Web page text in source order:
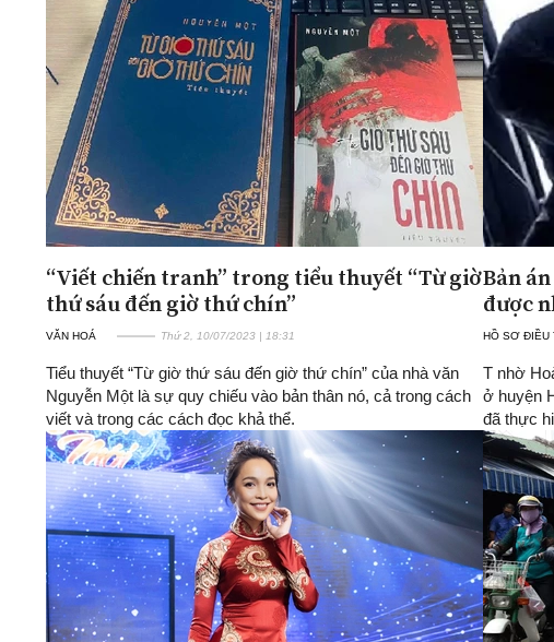
“Viết chiến tranh” trong tiểu thuyết “Từ giờ
thứ sáu đến giờ thứ chín”
VĂN HOÁ Thứ 2, 10/07/2023 | 18:31
Tiểu thuyết “Từ giờ thứ sáu đến giờ thứ chín” của nhà văn
Nguyễn Một là sự quy chiếu vào bản thân nó, cả trong cách
viết và trong các cách đọc khả thể.
Bản
được
HỒ SƠ ĐIỀU
T nhờ
ở huyện
đã thực